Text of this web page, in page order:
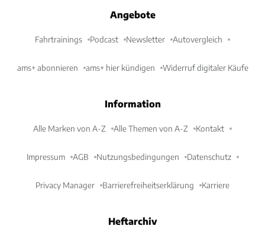
Angebote
Fahrtrainings Podcast Newsletter Autovergleich
ams+ abonnieren ams+ hier kündigen Widerruf digitaler Käufe
Information
Alle Marken von A-Z Alle Themen von A-Z Kontakt
Impressum AGB Nutzungsbedingungen Datenschutz
Privacy Manager Barrierefreiheitserklärung Karriere
Heftarchiv